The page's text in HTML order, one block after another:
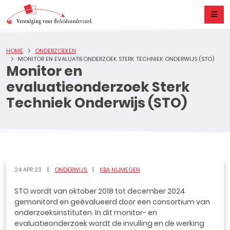
Monitor en
evaluatieonderzoek Sterk
Techniek Onderwijs (STO)
HOME
ONDERZOEKEN
MONITOR EN EVALUATIEONDERZOEK STERK TECHNIEK ONDERWIJS (STO)
24 APR 23 ONDERWIJS KBA NIJMEGEN
STO wordt van oktober 2018 tot december 2024
gemonitord en geëvalueerd door een consortium van
onderzoeksinstituten. In dit monitor- en
evaluatieonderzoek wordt de invulling en de werking